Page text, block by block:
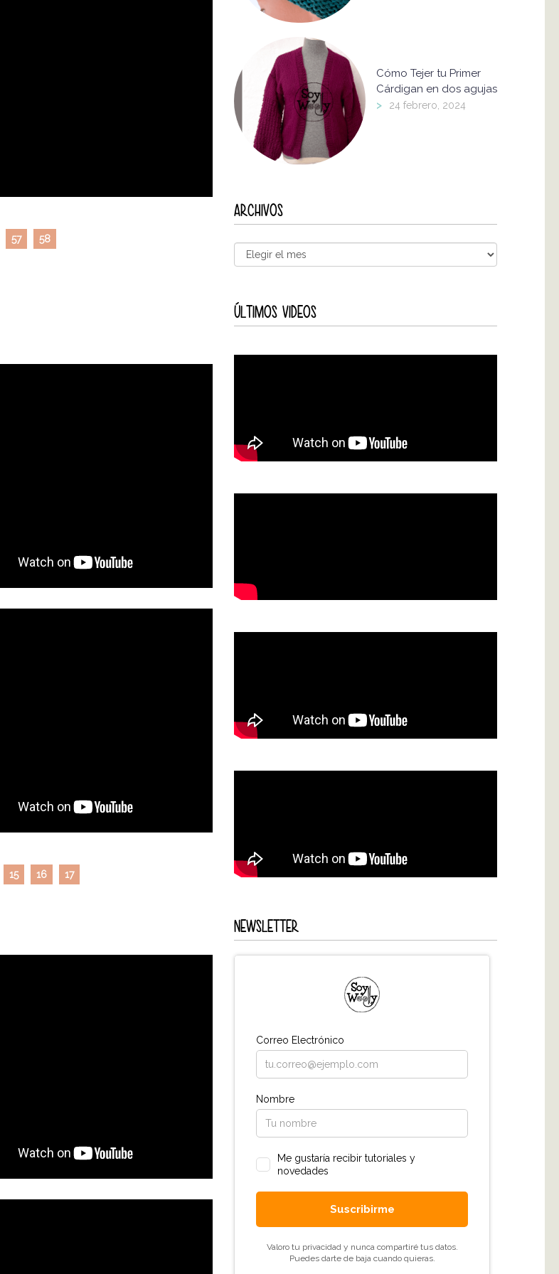
57 58
15 16 17
Cómo Tejer tu Primer
Cárdigan en dos agujas
> 24 febrero, 2024
ARCHIVOS
ÚLTIMOS VIDEOS
NEWSLETTER